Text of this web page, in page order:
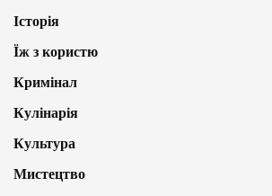
Історія
Їж з користю
Кримінал
Кулінарія
Культура
Мистецтво